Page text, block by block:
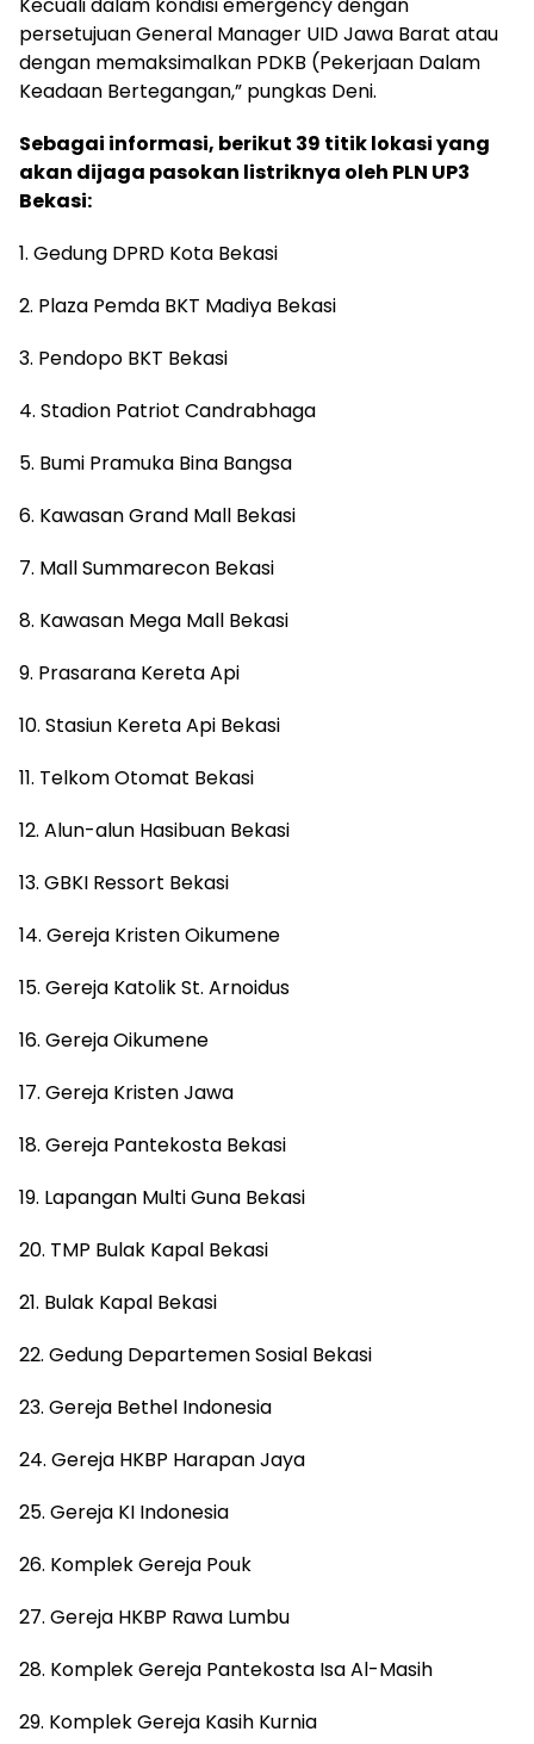
persetujuan General Manager UID Jawa Barat atau
dengan memaksimalkan PDKB (Pekerjaan Dalam
Keadaan Bertegangan,” pungkas Deni.
Sebagai informasi, berikut 39 titik lokasi yang
akan dijaga pasokan listriknya oleh PLN UP3
Bekasi:
1. Gedung DPRD Kota Bekasi
2. Plaza Pemda BKT Madiya Bekasi
3. Pendopo BKT Bekasi
4. Stadion Patriot Candrabhaga
5. Bumi Pramuka Bina Bangsa
6. Kawasan Grand Mall Bekasi
7. Mall Summarecon Bekasi
8. Kawasan Mega Mall Bekasi
9. Prasarana Kereta Api
10. Stasiun Kereta Api Bekasi
11. Telkom Otomat Bekasi
12. Alun-alun Hasibuan Bekasi
13. GBKI Ressort Bekasi
14. Gereja Kristen Oikumene
15. Gereja Katolik St. Arnoidus
16. Gereja Oikumene
17. Gereja Kristen Jawa
18. Gereja Pantekosta Bekasi
19. Lapangan Multi Guna Bekasi
20. TMP Bulak Kapal Bekasi
21. Bulak Kapal Bekasi
22. Gedung Departemen Sosial Bekasi
23. Gereja Bethel Indonesia
24. Gereja HKBP Harapan Jaya
25. Gereja KI Indonesia
26. Komplek Gereja Pouk
27. Gereja HKBP Rawa Lumbu
28. Komplek Gereja Pantekosta Isa Al-Masih
29. Komplek Gereja Kasih Kurnia